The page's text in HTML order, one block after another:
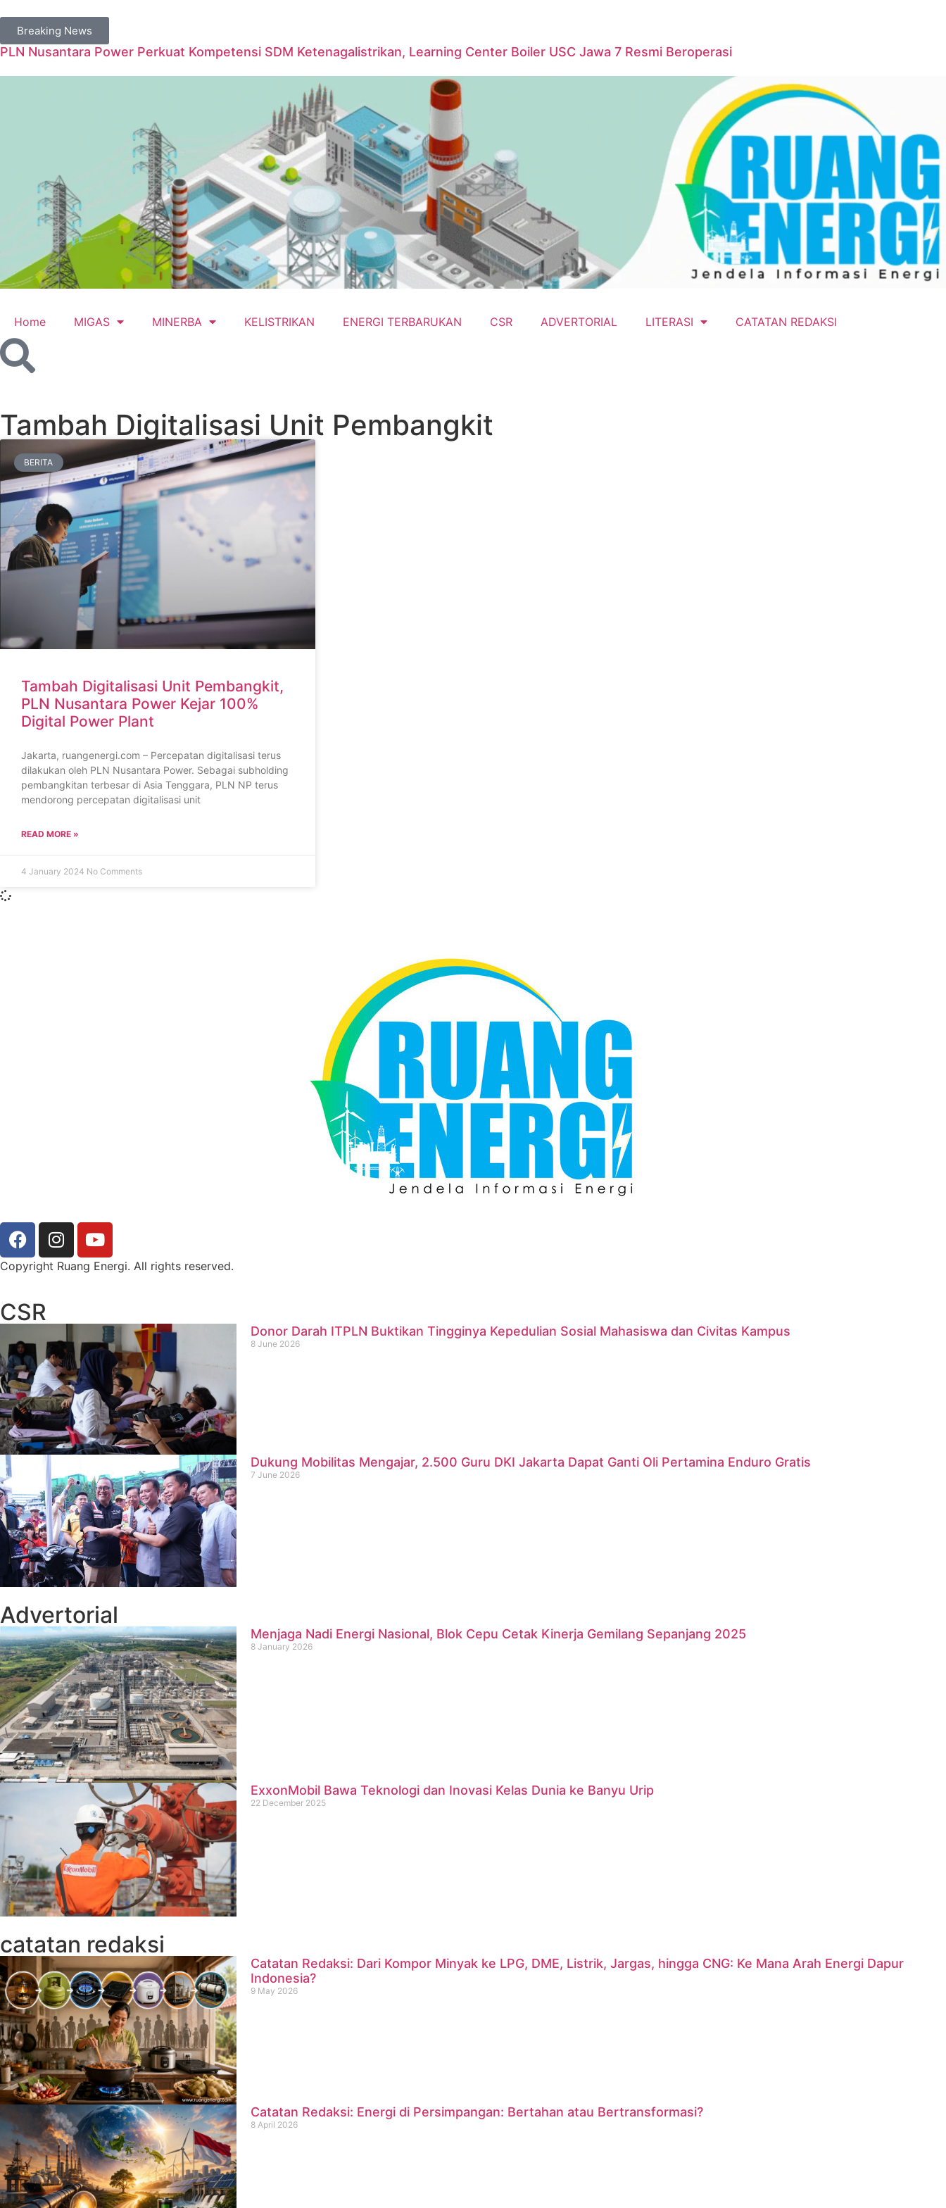
Breaking News
PLN Nusantara Power Perkuat Kompetensi SDM Ketenagalistrikan, Learning Center Boiler USC Jawa 7 Resmi Beroperasi
Home MIGAS MINERBA KELISTRIKAN ENERGI TERBARUKAN CSR ADVERTORIAL LITERASI CATATAN REDAKSI
Tambah Digitalisasi Unit Pembangkit
BERITA
Tambah Digitalisasi Unit Pembangkit,
PLN Nusantara Power Kejar 100%
Digital Power Plant
Jakarta, ruangenergi.com – Percepatan digitalisasi terus
dilakukan oleh PLN Nusantara Power. Sebagai subholding
pembangkitan terbesar di Asia Tenggara, PLN NP terus
mendorong percepatan digitalisasi unit
READ MORE »
4 January 2024 No Comments
Copyright Ruang Energi. All rights reserved.
CSR
Donor Darah ITPLN Buktikan Tingginya Kepedulian Sosial Mahasiswa dan Civitas Kampus
8 June 2026
Dukung Mobilitas Mengajar, 2.500 Guru DKI Jakarta Dapat Ganti Oli Pertamina Enduro Gratis
7 June 2026
Advertorial
Menjaga Nadi Energi Nasional, Blok Cepu Cetak Kinerja Gemilang Sepanjang 2025
8 January 2026
ExxonMobil Bawa Teknologi dan Inovasi Kelas Dunia ke Banyu Urip
22 December 2025
catatan redaksi
Catatan Redaksi: Dari Kompor Minyak ke LPG, DME, Listrik, Jargas, hingga CNG: Ke Mana Arah Energi Dapur
Indonesia?
9 May 2026
Catatan Redaksi: Energi di Persimpangan: Bertahan atau Bertransformasi?
8 April 2026